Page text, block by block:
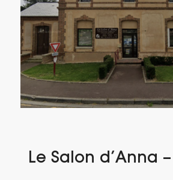
Le Salon d’Anna